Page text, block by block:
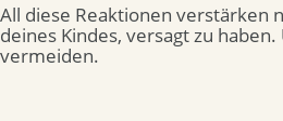
All diese Reaktionen verstärken
deines Kindes, versagt zu
vermeiden.